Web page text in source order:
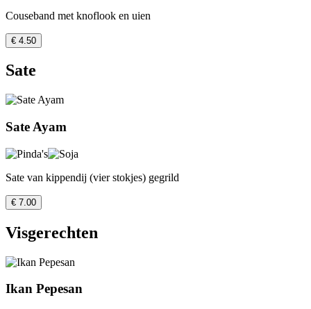
Couseband met knoflook en uien
€ 4.50
Sate
Sate Ayam
Sate van kippendij (vier stokjes) gegrild
€ 7.00
Visgerechten
Ikan Pepesan